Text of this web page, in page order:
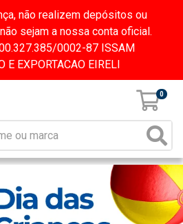
não realizem depósitos ou
sejam a nossa conta oficial.
0002-87 ISSAM
E EXPORTACAO EIRELI
0